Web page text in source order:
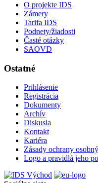
O projekte IDS
Zámery
Tarifa IDS
Podnety/žiadosti
Časté otázky
SAOVD
Ostatné
Prihlásenie
Registrácia
Dokumenty
Archív
Diskusia
Kontakt
Kariéra
Zásady ochrany
Logo a pravidlá jeho